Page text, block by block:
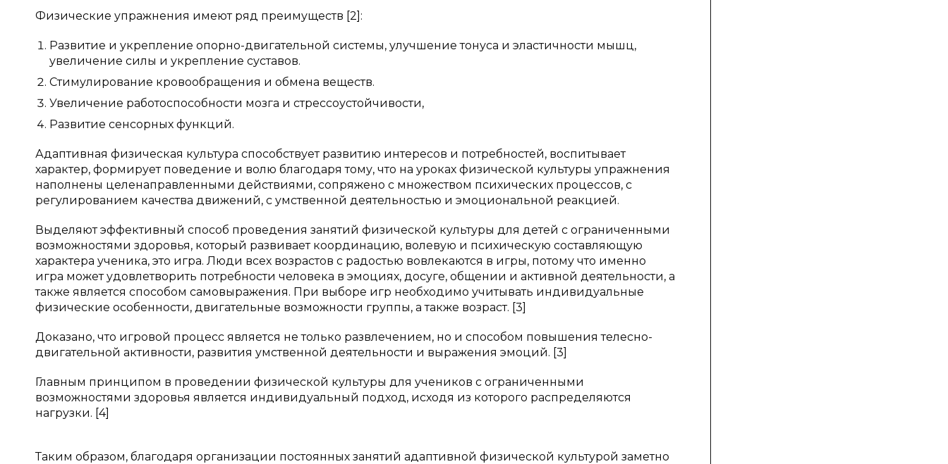
Физические упражнения имеют ряд преимуществ [2]:
Развитие и укрепление опорно-двигательной системы, улучшение тонуса и эластичности мышц,
увеличение силы и укрепление суставов.
Стимулирование кровообращения и обмена веществ.
Увеличение работоспособности мозга и стрессоустойчивости,
Развитие сенсорных функций.
Адаптивная физическая культура способствует развитию интересов и потребностей, воспитывает
характер, формирует поведение и волю благодаря тому, что на уроках физической культуры упражнения
наполнены целенаправленными действиями, сопряжено с множеством психических процессов, с
регулированием качества движений, с умственной деятельностью и эмоциональной реакцией.
Выделяют эффективный способ проведения занятий физической культуры для детей с ограниченными
возможностями здоровья, который развивает координацию, волевую и психическую составляющую
характера ученика, это игра. Люди всех возрастов с радостью вовлекаются в игры, потому что именно
игра может удовлетворить потребности человека в эмоциях, досуге, общении и активной деятельности, а
также является способом самовыражения. При выборе игр необходимо учитывать индивидуальные
физические особенности, двигательные возможности группы, а также возраст. [3]
Доказано, что игровой процесс является не только развлечением, но и способом повышения телесно-
двигательной активности, развития умственной деятельности и выражения эмоций. [3]
Главным принципом в проведении физической культуры для учеников с ограниченными
возможностями здоровья является индивидуальный подход, исходя из которого распределяются
нагрузки. [4]
Таким образом, благодаря организации постоянных занятий адаптивной физической культурой заметно